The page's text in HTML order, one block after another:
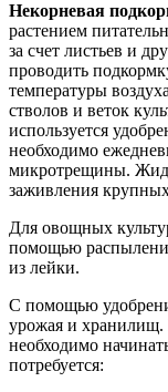
Некорневая
растением
за счет листьев и
проводить
температуры
стволов и веток
используется
необходимо
микротрещины.
заживления
Для овощных
помощью
из лейки.
С помощью
урожая и хранилищ.
необходимо
потребуется: